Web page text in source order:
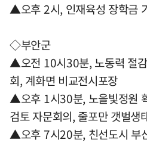
▲오후 2시, 인재육성 장학금
◇부안군
▲오전 10시30분, 노동력 절
회, 계화면 비교전시포장
▲오후 1시30분, 노을빛정원
검토 자문회의, 줄포만 갯벌생
▲오후 7시20분, 친선도시 부